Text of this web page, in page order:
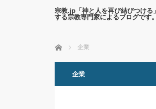
宗教.jp「神と人を再び結びつける
する宗教専門家によるブログです
ホーム 企業
企業